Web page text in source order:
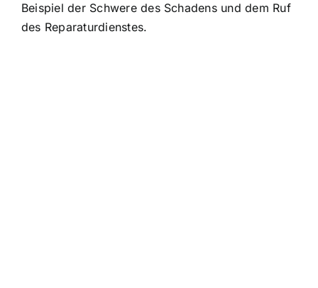
Beispiel der Schwere des Schadens und dem Ruf
des Reparaturdienstes.